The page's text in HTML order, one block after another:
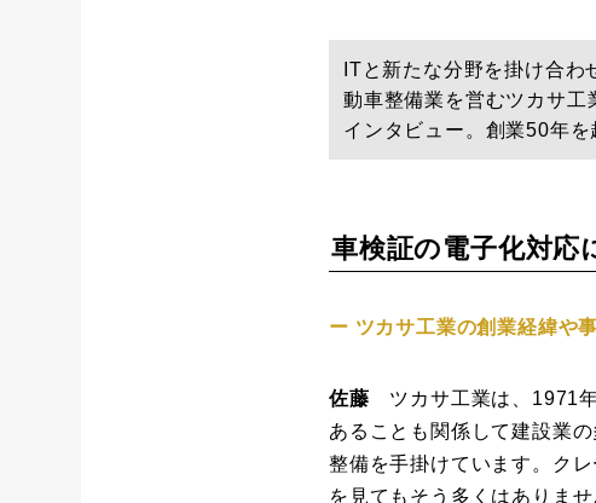
ITと新たな分野を掛け合
動車整備業を営むツカサ工
インタビュー。創業50年
車検証の電子化対応
ー ツカサ工業の創業経緯や
佐藤 ツカサ工業は、1971
あることも関係して建設業
整備を手掛けています。ク
を見てもそう多くはありませ